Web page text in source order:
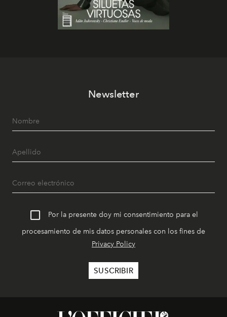
Newsletter
Por la presente doy mi consentimiento para el
procesamiento de mis datos personales con los fines de
Privacy Policy